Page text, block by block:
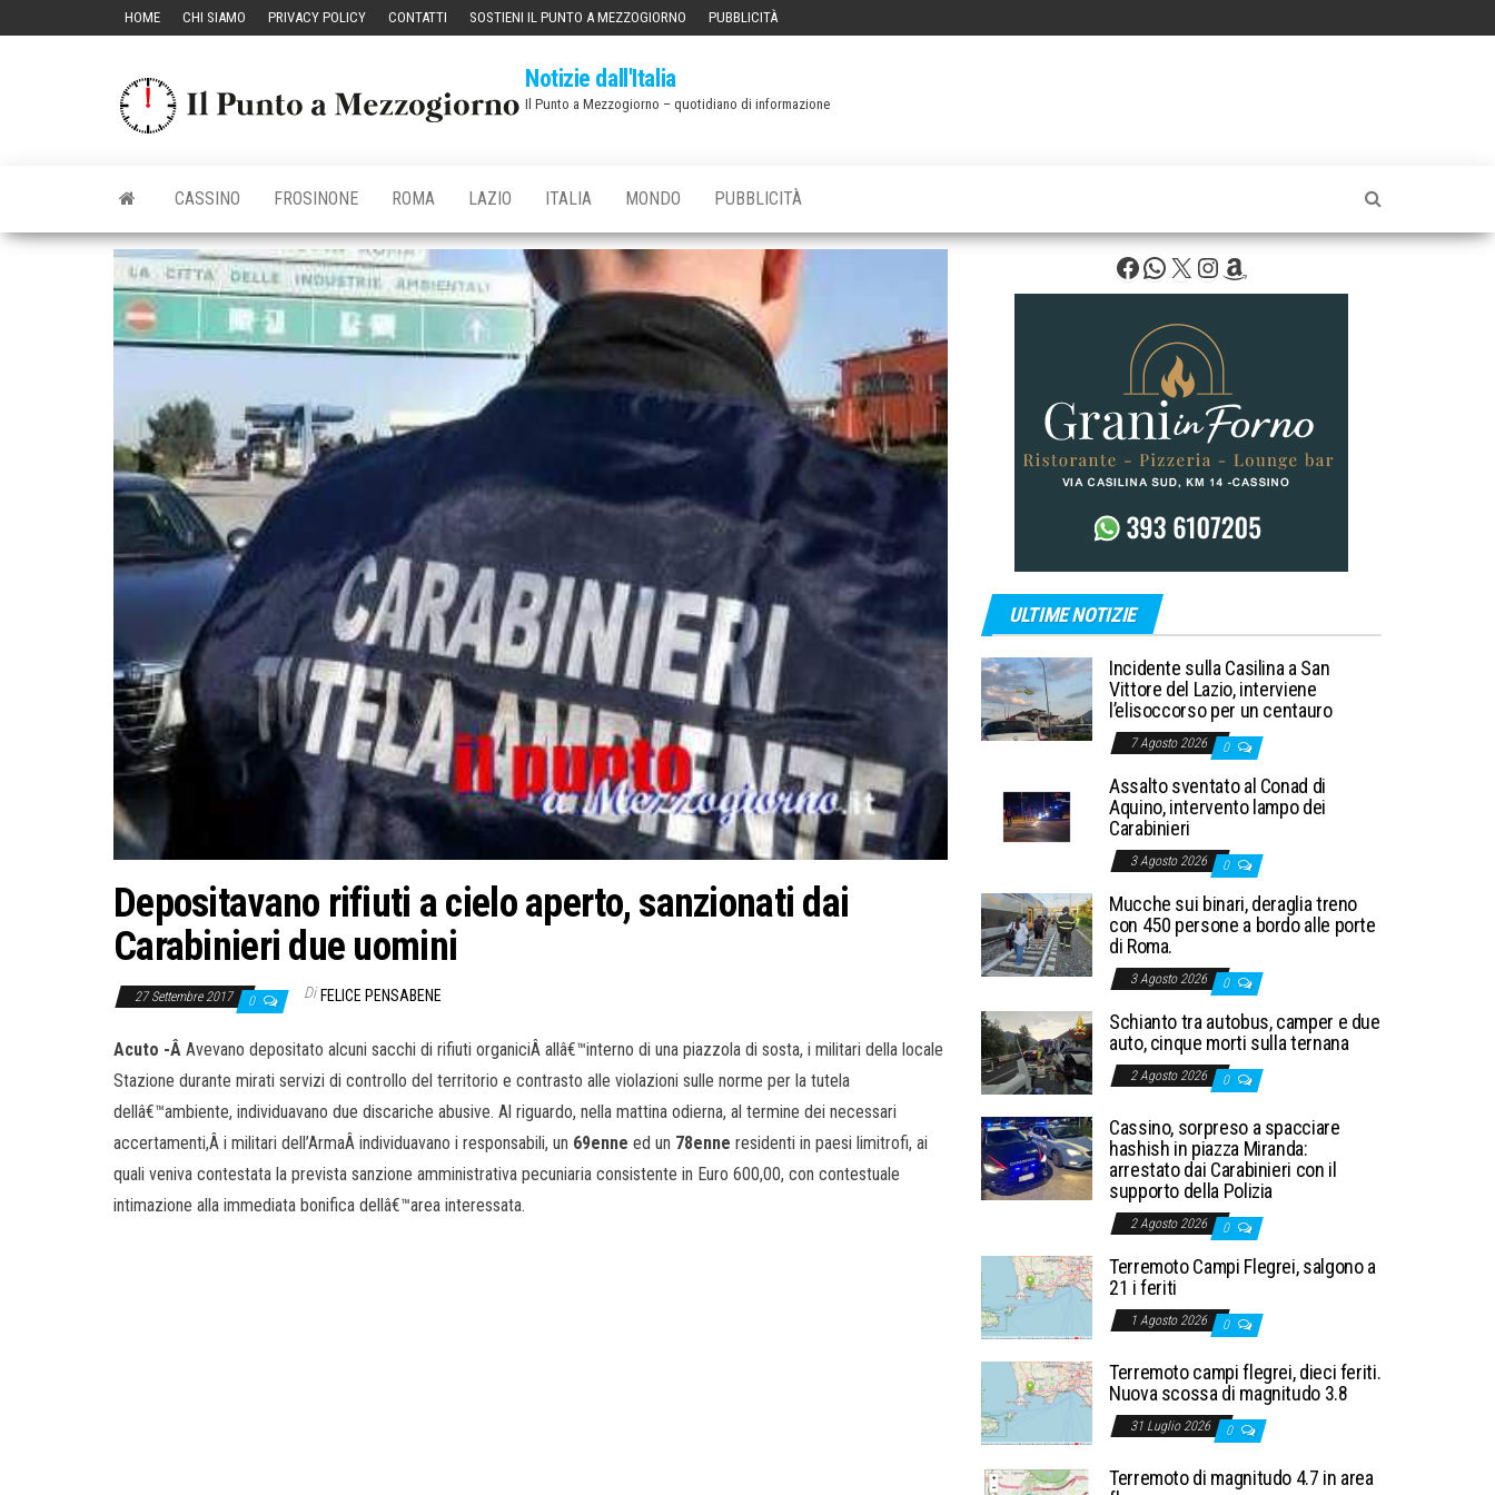
HOME CHI SIAMO PRIVACY POLICY CONTATTI SOSTIENI IL PUNTO A MEZZOGIORNO PUBBLICITÀ
Notizie dall'Italia
Il Punto a Mezzogiorno – quotidiano di informazione
CASSINO FROSINONE ROMA LAZIO ITALIA MONDO PUBBLICITÀ
Depositavano rifiuti a cielo aperto, sanzionati dai
Carabinieri due uomini
27 Settembre 2017 0 Di FELICE PENSABENE
Acuto -Â Avevano depositato alcuni sacchi di rifiuti organiciÂ allâ€™interno di una piazzola di sosta, i militari della locale
Stazione durante mirati servizi di controllo del territorio e contrasto alle violazioni sulle norme per la tutela
dellâ€™ambiente, individuavano due discariche abusive. Al riguardo, nella mattina odierna, al termine dei necessari
accertamenti,Â i militari dell’ArmaÂ individuavano i responsabili, un 69enne ed un 78enne residenti in paesi limitrofi, ai
quali veniva contestata la prevista sanzione amministrativa pecuniaria consistente in Euro 600,00, con contestuale
intimazione alla immediata bonifica dellâ€™area interessata.
Facebook
WhatsApp
X Instagram
Amazon
ULTIME NOTIZIE
Incidente sulla Casilina a San
Vittore del Lazio, interviene
l’elisoccorso per un centauro
7 Agosto 2026 0
Assalto sventato al Conad di
Aquino, intervento lampo dei
Carabinieri
3 Agosto 2026 0
Mucche sui binari, deraglia treno
con 450 persone a bordo alle porte
di Roma.
3 Agosto 2026 0
Schianto tra autobus, camper e due
auto, cinque morti sulla ternana
2 Agosto 2026 0
Cassino, sorpreso a spacciare
hashish in piazza Miranda:
arrestato dai Carabinieri con il
supporto della Polizia
2 Agosto 2026 0
Terremoto Campi Flegrei, salgono a
21 i feriti
1 Agosto 2026 0
Terremoto campi flegrei, dieci feriti.
Nuova scossa di magnitudo 3.8
31 Luglio 2026 0
Terremoto di magnitudo 4.7 in area